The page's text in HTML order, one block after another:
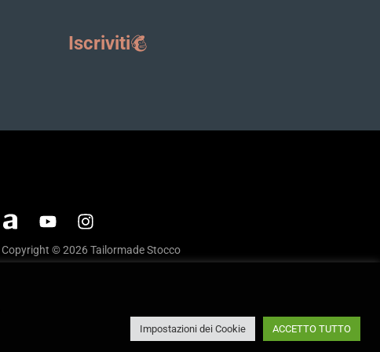
Iscriviti
Copyright © 2026 Tailormade Stocco
Impostazioni dei Cookie ACCETTO TUTTO